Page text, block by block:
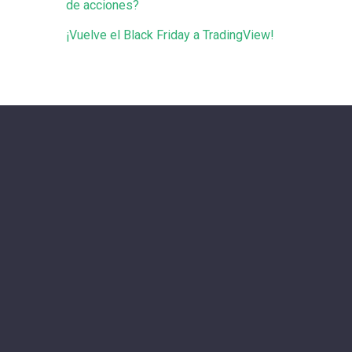
de acciones?
¡Vuelve el Black Friday a TradingView!